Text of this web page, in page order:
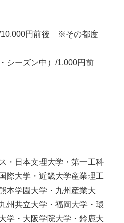
10,000円前後 ※その都度
シーズン中）/1,000円前
・日本文理大学・第一工科
際大学・近畿大学産業理工
本学園大学・九州産業大
州共立大学・福岡大学・環
学・大阪学院大学・鈴鹿大